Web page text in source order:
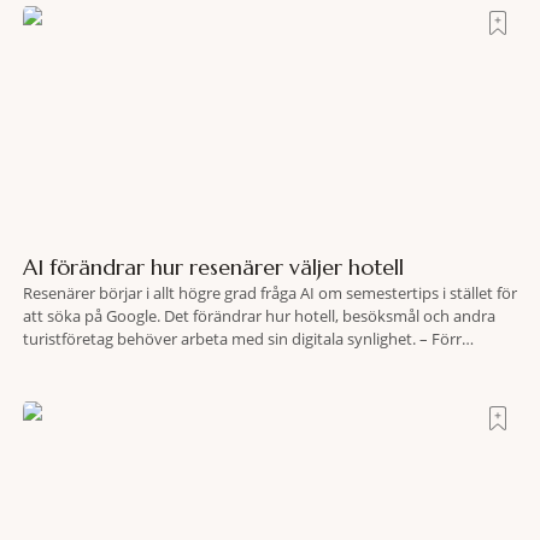
motsvarande vecka i
AI förändrar hur resenärer väljer hotell
Resenärer börjar i allt högre grad fråga AI om semestertips i stället för
att söka på Google. Det förändrar hur hotell, besöksmål och andra
turistföretag behöver arbeta med sin digitala synlighet. – Förr